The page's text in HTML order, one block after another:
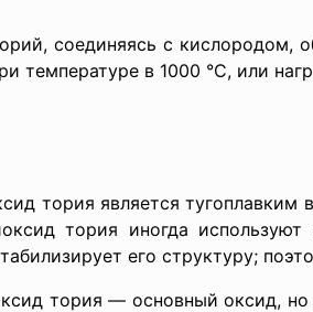
с кислородом,
температуре в 1000 °C, или
является тугоплавким
тория иногда
его структуру;
— основный оксид, но